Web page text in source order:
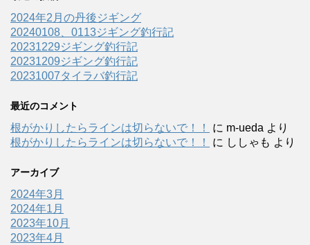
2024年2月の丹後ジギング
20240108、0113ジギング釣行記
20231229ジギング釣行記
20231209ジギング釣行記
20231007タイラバ釣行記
最近のコメント
根がかりしたらラインは切らないで！！ に m-ueda より
根がかりしたらラインは切らないで！！
に ししゃも より
アーカイブ
2024年3月
2024年1月
2023年10月
2023年4月